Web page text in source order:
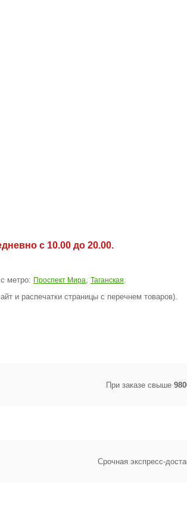
с 10.00 до 20.00.
метро: Проспект Мира, Таганская.
и распечатки страницы с перечнем товаров).
При заказе свыше
Срочная экспресс-